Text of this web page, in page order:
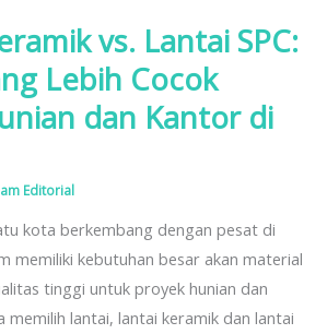
vs. Lantai SPC:
Lebih Cocok
dan Kantor di
Editorial
kota berkembang dengan pesat di
memiliki kebutuhan besar akan material
tinggi untuk proyek hunian dan
memilih lantai, lantai keramik dan lantai